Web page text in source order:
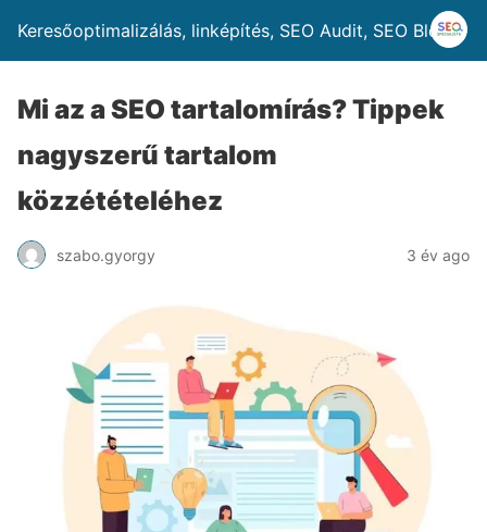
Keresőoptimalizálás, linképítés, SEO Audit, SEO Blog
Mi az a SEO tartalomírás? Tippek
nagyszerű tartalom
közzétételéhez
szabo.gyorgy 3 év ago